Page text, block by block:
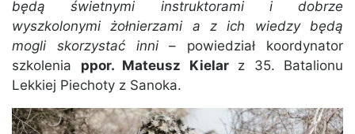
będą świetnymi instruktorami i dobrze
wyszkolonymi żołnierzami a z ich wiedzy będą
mogli skorzystać inni– powiedział koordynator
szkolenia ppor. Mateusz Kielarz 35. Batalionu
Lekkiej Piechoty z Sanoka.